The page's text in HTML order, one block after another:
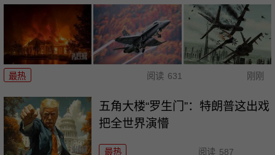
最热 阅读 631 刚刚
五角大楼“罗生门”：特朗普这出戏
把全世界演懵
最热 阅读 587